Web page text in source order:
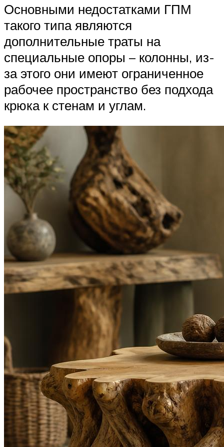
Основными недостатками ГПМ
такого типа являются
дополнительные траты на
специальные опоры – колонны, из-
за этого они имеют ограниченное
рабочее пространство без подхода
крюка к стенам и углам.